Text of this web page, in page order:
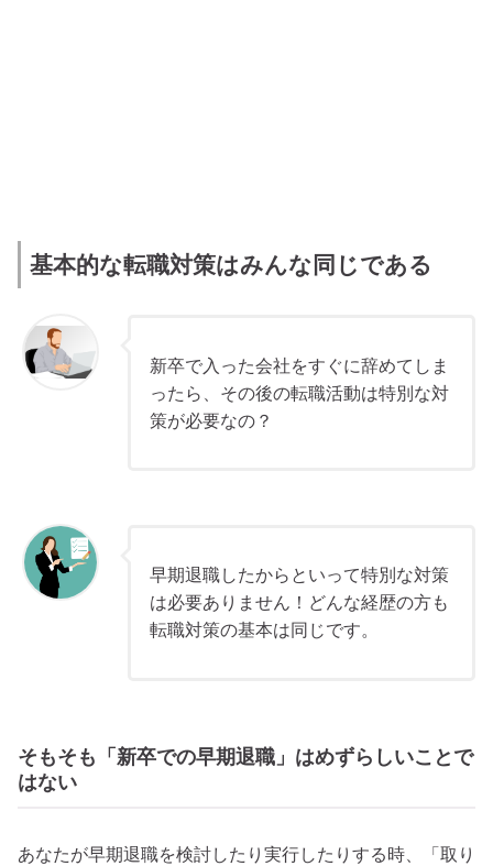
基本的な転職対策はみんな同じである
新卒で入った会社をすぐに辞めてしま
ったら、その後の転職活動は特別な対
策が必要なの？
早期退職したからといって特別な対策
は必要ありません！どんな経歴の方も
転職対策の基本は同じです。
そもそも「新卒での早期退職」はめずらしいことで
はない
あなたが早期退職を検討したり実行したりする時、「取り